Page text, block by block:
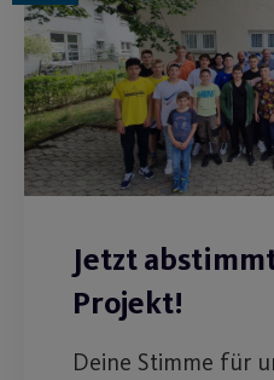
Jetzt
Projekt!
Deine Stimme für